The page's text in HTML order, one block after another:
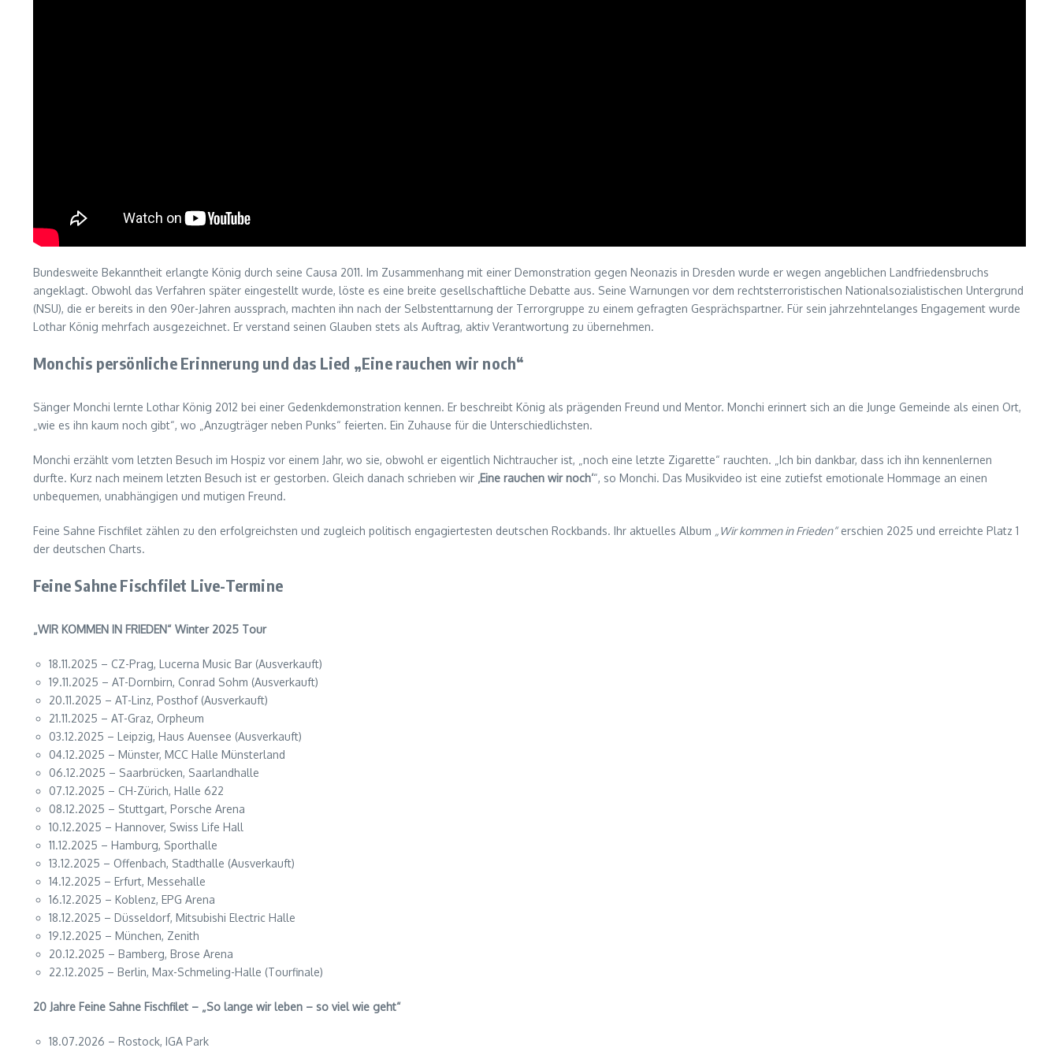
Bundesweite Bekanntheit erlangte König durch seine Causa 2011. Im Zusammenhang mit einer Demonstration gegen Neonazis in Dresden wurde er wegen angeblichen Landfriedensbruchs
angeklagt. Obwohl das Verfahren später eingestellt wurde, löste es eine breite gesellschaftliche Debatte aus. Seine Warnungen vor dem rechtsterroristischen Nationalsozialistischen Untergrund
(NSU), die er bereits in den 90er-Jahren aussprach, machten ihn nach der Selbstenttarnung der Terrorgruppe zu einem gefragten Gesprächspartner. Für sein jahrzehntelanges Engagement wurde
Lothar König mehrfach ausgezeichnet. Er verstand seinen Glauben stets als Auftrag, aktiv Verantwortung zu übernehmen.
Monchis persönliche Erinnerung und das Lied „Eine rauchen wir noch“
Sänger Monchi lernte Lothar König 2012 bei einer Gedenkdemonstration kennen. Er beschreibt König als prägenden Freund und Mentor. Monchi erinnert sich an die Junge Gemeinde als einen Ort,
„wie es ihn kaum noch gibt“, wo „Anzugträger neben Punks“ feierten. Ein Zuhause für die Unterschiedlichsten.
Monchi erzählt vom letzten Besuch im Hospiz vor einem Jahr, wo sie, obwohl er eigentlich Nichtraucher ist, „noch eine letzte Zigarette“ rauchten. „Ich bin dankbar, dass ich ihn kennenlernen
durfte. Kurz nach meinem letzten Besuch ist er gestorben. Gleich danach schrieben wir ‚Eine rauchen wir noch‘“, so Monchi. Das Musikvideo ist eine zutiefst emotionale Hommage an einen
unbequemen, unabhängigen und mutigen Freund.
Feine Sahne Fischfilet zählen zu den erfolgreichsten und zugleich politisch engagiertesten deutschen Rockbands. Ihr aktuelles Album „Wir kommen in Frieden“erschien 2025 und erreichte Platz 1
der deutschen Charts.
Feine Sahne Fischfilet Live-Termine
„WIR KOMMEN IN FRIEDEN“ Winter 2025 Tour
18.11.2025 – CZ-Prag, Lucerna Music Bar (Ausverkauft)
19.11.2025 – AT-Dornbirn, Conrad Sohm (Ausverkauft)
20.11.2025 – AT-Linz, Posthof (Ausverkauft)
21.11.2025 – AT-Graz, Orpheum
03.12.2025 – Leipzig, Haus Auensee (Ausverkauft)
04.12.2025 – Münster, MCC Halle Münsterland
06.12.2025 – Saarbrücken, Saarlandhalle
07.12.2025 – CH-Zürich, Halle 622
08.12.2025 – Stuttgart, Porsche Arena
10.12.2025 – Hannover, Swiss Life Hall
11.12.2025 – Hamburg, Sporthalle
13.12.2025 – Offenbach, Stadthalle (Ausverkauft)
14.12.2025 – Erfurt, Messehalle
16.12.2025 – Koblenz, EPG Arena
18.12.2025 – Düsseldorf, Mitsubishi Electric Halle
19.12.2025 – München, Zenith
20.12.2025 – Bamberg, Brose Arena
22.12.2025 – Berlin, Max-Schmeling-Halle (Tourfinale)
20 Jahre Feine Sahne Fischfilet – „So lange wir leben – so viel wie geht“
18.07.2026 – Rostock, IGA Park